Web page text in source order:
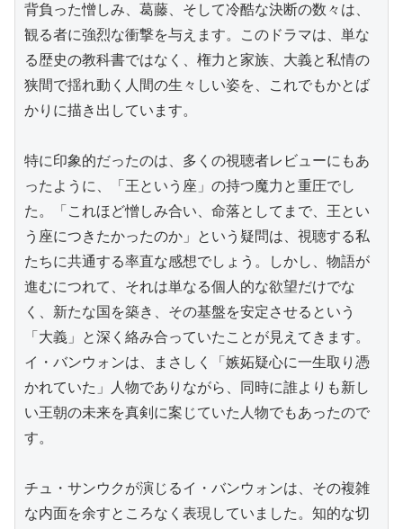
背負った憎しみ、葛藤、そして冷酷な決断の数々は、
観る者に強烈な衝撃を与えます。このドラマは、単な
る歴史の教科書ではなく、権力と家族、大義と私情の
狭間で揺れ動く人間の生々しい姿を、これでもかとば
かりに描き出しています。
特に印象的だったのは、多くの視聴者レビューにもあ
ったように、「王という座」の持つ魔力と重圧でし
た。「これほど憎しみ合い、命落としてまで、王とい
う座につきたかったのか」という疑問は、視聴する私
たちに共通する率直な感想でしょう。しかし、物語が
進むにつれて、それは単なる個人的な欲望だけでな
く、新たな国を築き、その基盤を安定させるという
「大義」と深く絡み合っていたことが見えてきます。
イ・バンウォンは、まさしく「嫉妬疑心に一生取り憑
かれていた」人物でありながら、同時に誰よりも新し
い王朝の未来を真剣に案じていた人物でもあったので
す。
チュ・サンウクが演じるイ・バンウォンは、その複雑
な内面を余すところなく表現していました。知的な切